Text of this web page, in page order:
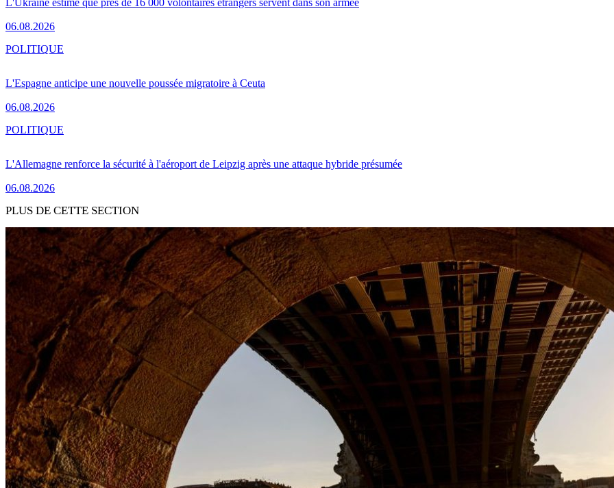
L'Ukraine estime que près de 16 000 volontaires étrangers servent dans son armée
06.08.2026
L'Espagne anticipe une nouvelle poussée migratoire à Ceuta
06.08.2026
POLITIQUE
L'Allemagne renforce la sécurité à l'aéroport de Leipzig après une attaque hybride présumée
06.08.2026
POLITIQUE
PLUS DE CETTE SECTION